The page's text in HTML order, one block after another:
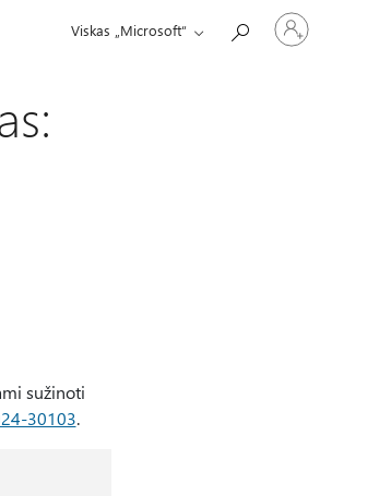
Viskas „Microsoft“
Prisijunkite
prie
paskyros
sužinoti
30103.